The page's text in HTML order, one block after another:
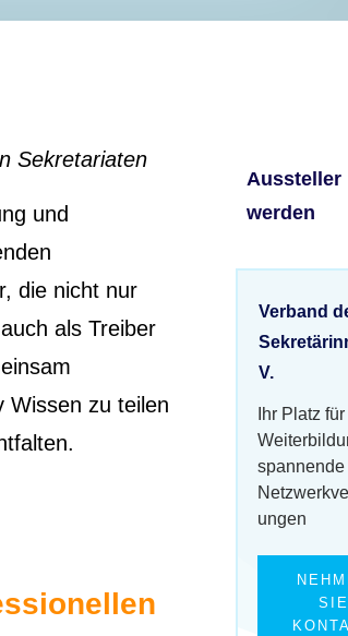
Sekretariaten
und
die nicht nur
als Treiber
Wissen zu teilen
Aussteller
werden
Verband
V.
Ihr Platz für
spannende
ungen
SIE